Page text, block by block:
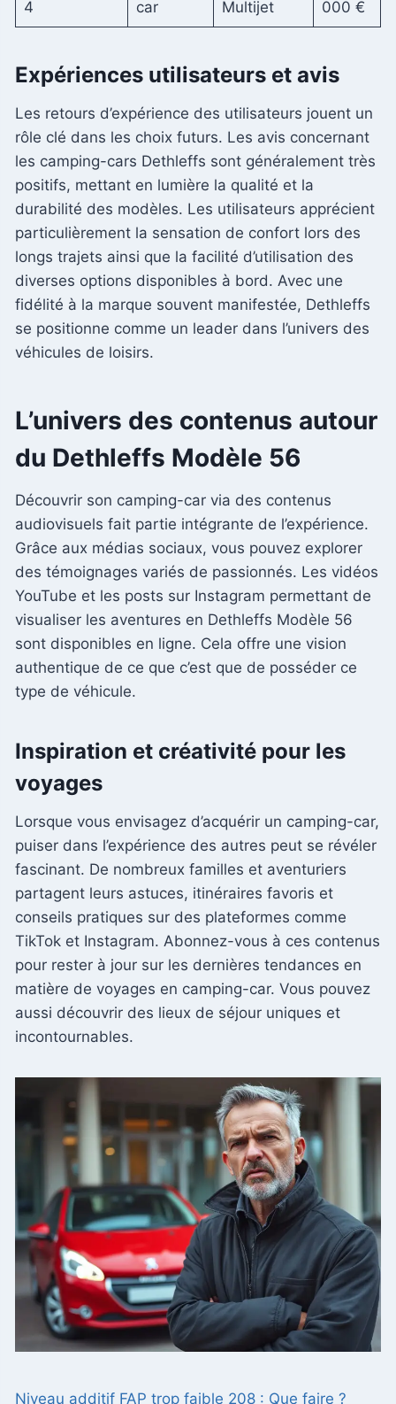
4
car
Multijet
000 €
Expériences utilisateurs et avis
Les retours d’expérience des utilisateurs jouent un
rôle clé dans les choix futurs. Les avis concernant
les camping-cars Dethleffs sont généralement très
positifs, mettant en lumière la qualité et la
durabilité des modèles. Les utilisateurs apprécient
particulièrement la sensation de confort lors des
longs trajets ainsi que la facilité d’utilisation des
diverses options disponibles à bord. Avec une
fidélité à la marque souvent manifestée, Dethleffs
se positionne comme un leader dans l’univers des
véhicules de loisirs.
L’univers des contenus autour
du Dethleffs Modèle 56
Découvrir son camping-car via des contenus
audiovisuels fait partie intégrante de l’expérience.
Grâce aux médias sociaux, vous pouvez explorer
des témoignages variés de passionnés. Les vidéos
YouTube et les posts sur Instagram permettant de
visualiser les aventures en Dethleffs Modèle 56
sont disponibles en ligne. Cela offre une vision
authentique de ce que c’est que de posséder ce
type de véhicule.
Inspiration et créativité pour les
voyages
Lorsque vous envisagez d’acquérir un camping-car,
puiser dans l’expérience des autres peut se révéler
fascinant. De nombreux familles et aventuriers
partagent leurs astuces, itinéraires favoris et
conseils pratiques sur des plateformes comme
TikTok et Instagram. Abonnez-vous à ces contenus
pour rester à jour sur les dernières tendances en
matière de voyages en camping-car. Vous pouvez
aussi découvrir des lieux de séjour uniques et
incontournables.
Niveau additif FAP trop faible 208 : Que faire ?